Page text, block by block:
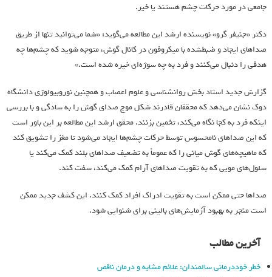
جامعی در مورد حرکات چشم هستند یا خیر.
دکتر «جنیفر گرو» نویسنده ارشد این مطالعه می‌گوید: «شما می‌توانید تنها از طریق
صداهای ایجاد و ضبطشده با میکروفون در کانال گوش، متوجه شوید که چشم‌ها چه
هدفی را دنبال می‌کنند و فرد به چه سوژه‌ای خیره شده است.»
گزارش جدید استاد بخش روانشناسی و علوم اعصاب و همچنین نوروبیولوژی دانشگاه
دوک نشان می‌دهد که محققان قادرند شکل موج صدای گوش را به سادگی و با بررسی
اینکه فرد به کجا نگاه می‌کند، تخمین بزنند. محقق ارشد این مطالعه بر این باور است
که این صداهای نامحسوس توسط حرکات چشم‌ها ایجاد می‌شود تا مغز را تشویق کند
که ماهیچه‌های گوش میانی را که عموماً به تضعیف صداهای بلند کمک می‌کند یا
سلول‌های مویی که به تقویت صداهای آرام کمک می‌کند، سفت کند.
صداها حتی ممکن است به تقویت ادراک افراد کمک کنند. این کشف جدید ممکن
است منجر به بهبود آزمایش‌های بالینی برای شنوایی شود.
آخرین مطالب
خطر خوددرمانی سالمندان: علائم مشابه و درمان ناقص